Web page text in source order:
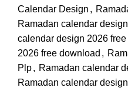
Calendar Design ,
Ramadan calendar
calendar design 2026 free
2026 free download ,
Plp, Ramadan calendar
Ramadan calendar